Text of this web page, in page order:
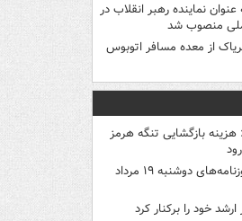
نماینده رهبر انقلاب در
منصوب شد
گرم تریاک از معده مسافر اتوبوس
هزینه بازگشایی تنگه هرمز
صفحه نخست روزنامه‌های دوشنبه ۱۹ مرداد
خود را برکنار کرد